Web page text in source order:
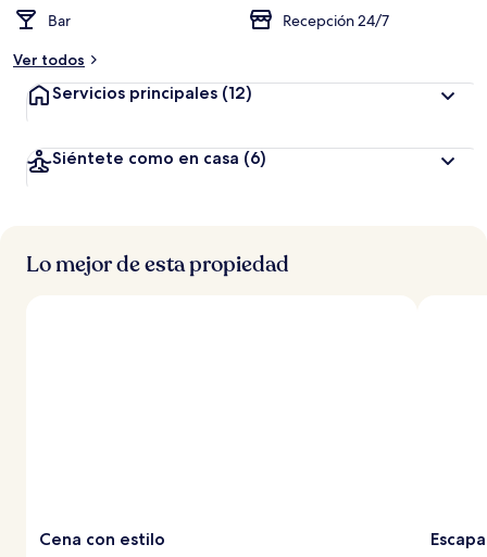
Bar
Recepción 24/7
Ver todos
Servicios principales (12)
Siéntete como en casa (6)
Lo mejor de esta propiedad
Cena con estilo